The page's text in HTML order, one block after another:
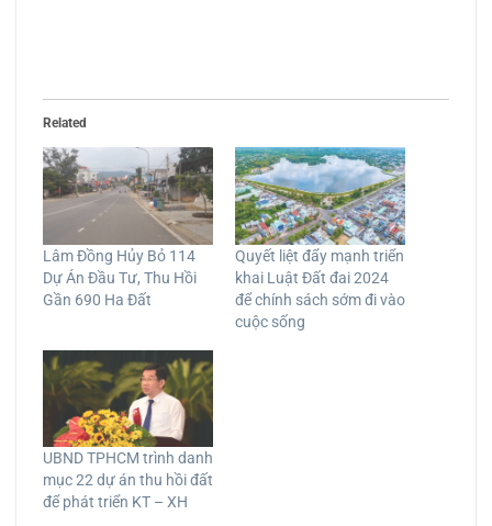
Related
Lâm Đồng Hủy Bỏ 114
Dự Án Đầu Tư, Thu Hồi
Gần 690 Ha Đất
Quyết liệt đẩy mạnh triển
khai Luật Đất đai 2024
để chính sách sớm đi vào
cuộc sống
UBND TPHCM trình danh
mục 22 dự án thu hồi đất
để phát triển KT – XH